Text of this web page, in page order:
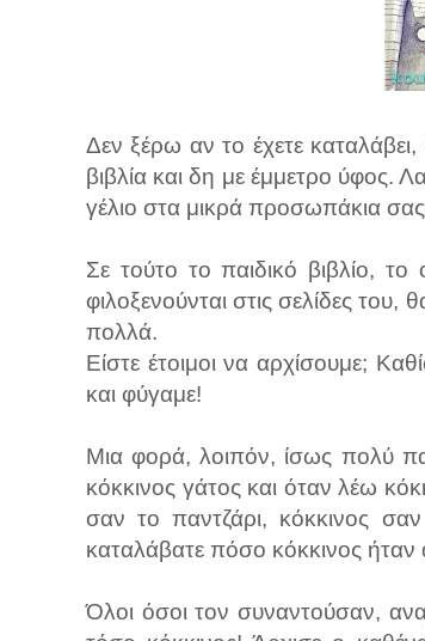
Δεν ξέρω αν το έχετε
βιβλία και δη με έμμετρο ύφος.
γέλιο στα μικρά προσωπάκια σας
Σε τούτο το παιδικό βιβλίο,
φιλοξενούνται στις σελίδες
πολλά.
Είστε έτοιμοι να αρχίσουμε;
και φύγαμε!
Μια φορά, λοιπόν, ίσως πολύ
κόκκινος γάτος και όταν λέω
σαν το παντζάρι, κόκκινος
καταλάβατε πόσο κόκκινος
Όλοι όσοι τον συναντούσαν,